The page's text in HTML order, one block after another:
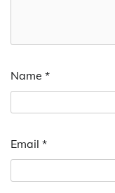
Name *
Email *